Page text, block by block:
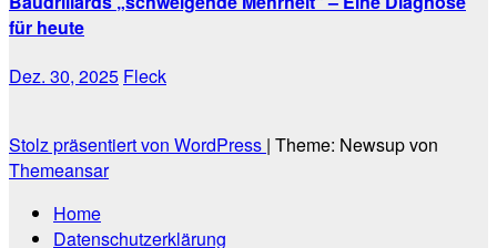
für heute
Dez. 30, 2025 Fleck
Stolz präsentiert von WordPress | Theme: Newsup von
Themeansar
Home
Datenschutzerklärung